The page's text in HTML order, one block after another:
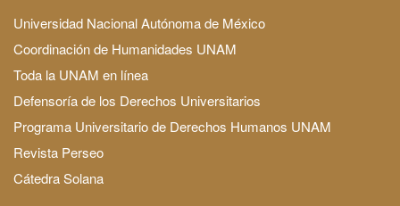
Universidad Nacional Autónoma de México
Coordinación de Humanidades UNAM
Toda la UNAM en línea
Defensoría de los Derechos Universitarios
Programa Universitario de Derechos Humanos UNAM
Revista Perseo
Cátedra Solana